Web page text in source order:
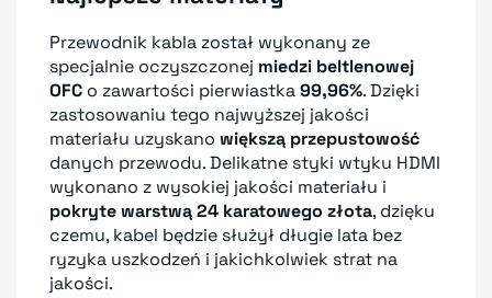
Przewodnik kabla został wykonany ze
specjalnie oczyszczonej miedzi beltlenowej
OFC o zawartości pierwiastka99,96%. Dzięki
zastosowaniu tego najwyższej jakości
materiału uzyskano większą przepustowość
danych przewodu. Delikatne styki wtyku HDMI
wykonano z wysokiej jakości materiału i
pokryte warstwą 24 karatowego złota, dzięku
czemu, kabel będzie służył długie lata bez
ryzyka uszkodzeń i jakichkolwiek strat na
jakości.